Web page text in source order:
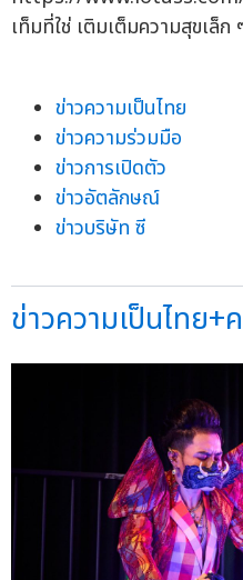
เท็มที่ใช่ เติมเต็มความสุขเล็
ข่าวความเป็นไทย
ข่าวความร่วมมือ
ข่าวการเปิดตัว
ข่าวอัตลักษณ์
ข่าวบริษัท ซี
ข่าวความเป็นไทย